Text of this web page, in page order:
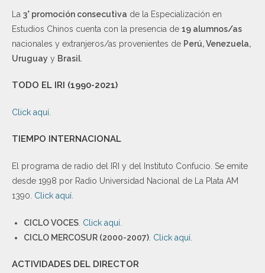
La 3° promoción consecutiva de la Especialización en
Estudios Chinos cuenta con la presencia de 19 alumnos/as
nacionales y extranjeros/as provenientes de Perú, Venezuela,
Uruguay y Brasil
TODO EL IRI (1990-2021)
Click aquí
TIEMPO INTERNACIONAL
El programa de radio del IRI y del Instituto Confucio. Se emite
desde 1998 por Radio Universidad Nacional de La Plata AM
1390. Click aquí
CICLO VOCES Click aquí
CICLO MERCOSUR (2000-2007) Click aquí.
ACTIVIDADES DEL DIRECTOR